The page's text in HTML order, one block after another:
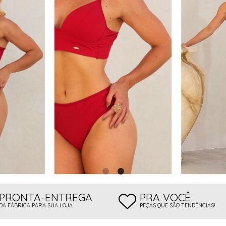
PRONTA-ENTREGA
DA FÁBRICA PARA SUA LOJA
PRA VOCÊ
PEÇAS QUE SÃO TENDÊNCIAS!